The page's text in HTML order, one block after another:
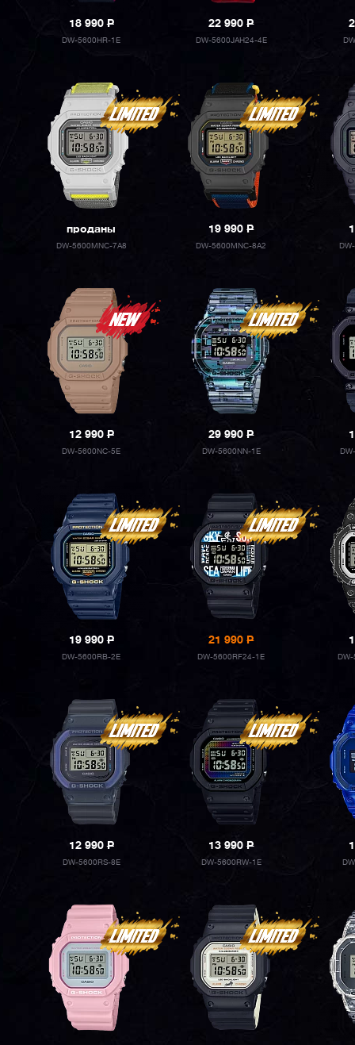
18 990P
DW-5600HR-1E
22 990P
DW-5600JAH24-4E
проданы
DW-5600MNC-7A8
19 990P
DW-5600MNC-8A2
12 990P
DW-5600NC-5E
29 990P
DW-5600NN-1E
19 990P
DW-5600RB-2E
21 990P
DW-5600RF24-1E
12 990P
DW-5600RS-8E
13 990P
DW-5600RW-1E